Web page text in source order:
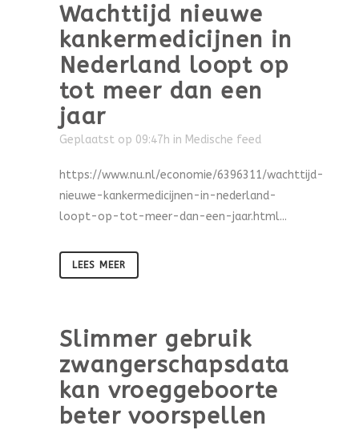
Wachttijd nieuwe
kankermedicijnen in
Nederland loopt op
tot meer dan een
jaar
Geplaatst op 09:47h in Medische feed
https://www.nu.nl/economie/6396311/wachttijd-
nieuwe-kankermedicijnen-in-nederland-
loopt-op-tot-meer-dan-een-jaar.html...
LEES MEER
Slimmer gebruik
zwangerschapsdata
kan vroeggeboorte
beter voorspellen